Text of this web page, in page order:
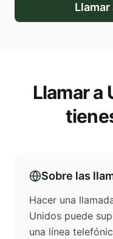
Llamar
Llamar a
Sobre las
Hacer una
Unidos puede
una línea